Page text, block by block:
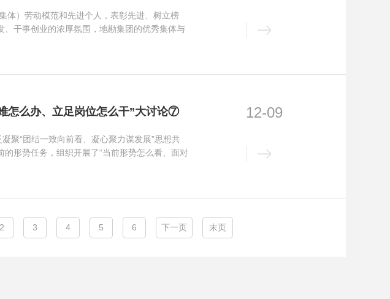
体）劳动模范和先进个人，表彰先进、树立榜
干事创业的浓厚氛围，地勘集团的优秀集体与
怎么办、立足岗位怎么干”大讨论⑦
聚“团结一致向前看、凝心聚力谋发展”思想共
形势任务，组织开展了“当前形势怎么看、面对
12-09
2 3 4 5 6 下一页 末页